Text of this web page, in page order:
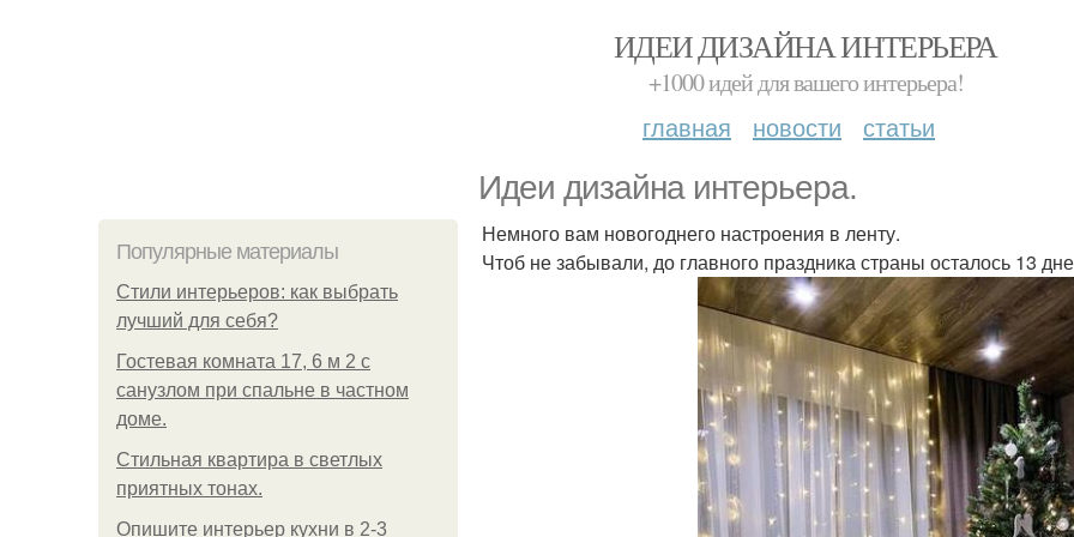
ИДЕИ ДИЗАЙНА ИНТЕРЬЕРА
+1000 идей для вашего интерьера!
главная новости статьи
Идеи дизайна интерьера.
Популярные материалы
Стили интерьеров: как выбрать
лучший для себя?
Гостевая комната 17, 6 м 2 с
санузлом при спальне в частном
доме.
Стильная квартира в светлых
приятных тонах.
Опишите интерьер кухни в 2-3
Немного вам новогоднего настроения в ленту.
Чтоб не забывали, до главного праздника страны осталось 13